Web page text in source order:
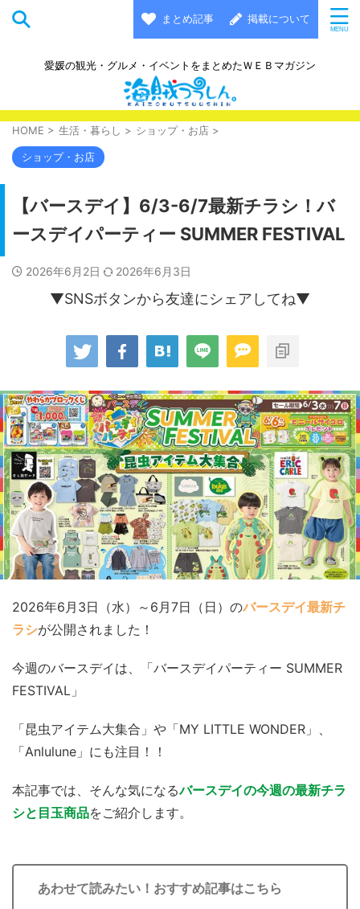
まとめ記事 掲載について
愛媛の観光・グルメ・イベントをまとめたＷＥＢマガジン
HOME > 生活・暮らし > ショップ・お店 >
ショップ・お店
【バースデイ】6/3-6/7最新チラシ！バ
ースデイパーティー SUMMER FESTIVAL
2026年6月2日 2026年6月3日
▼SNSボタンから友達にシェアしてね▼
2026年6月3日（水）～6月7日（日）のバースデイ最新チ
ラシが公開されました！
今週のバースデイは、「バースデイパーティー SUMMER
FESTIVAL」
「昆虫アイテム大集合」や「MY LITTLE WONDER」、
「Anlulune」にも注目！！
本記事では、そんな気になるバースデイの今週の最新チラ
シと目玉商品をご紹介します。
あわせて読みたい！おすすめ記事はこちら